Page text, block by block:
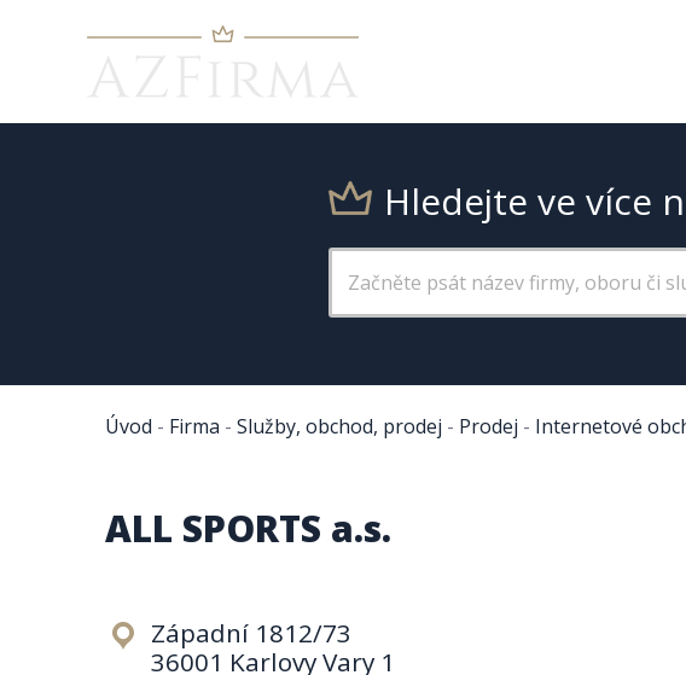
Hledejte ve více
Úvod - Firma - Služby, obchod, prodej - Prodej - Internetové
ALL SPORTS a.s.
Západní 1812/73
36001 Karlovy Vary 1